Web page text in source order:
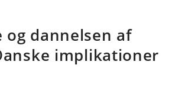
og dannelsen af
implikationer